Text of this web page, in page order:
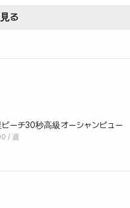
る
ーチ30秒高級オーシャンビュー
/ 週